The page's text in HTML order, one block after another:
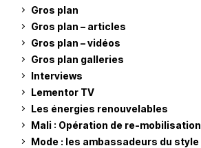
Gros plan
Gros plan – articles
Gros plan – vidéos
Gros plan galleries
Interviews
Lementor TV
Les énergies renouvelables
Mali : Opération de re-mobilisation
Mode : les ambassadeurs du style